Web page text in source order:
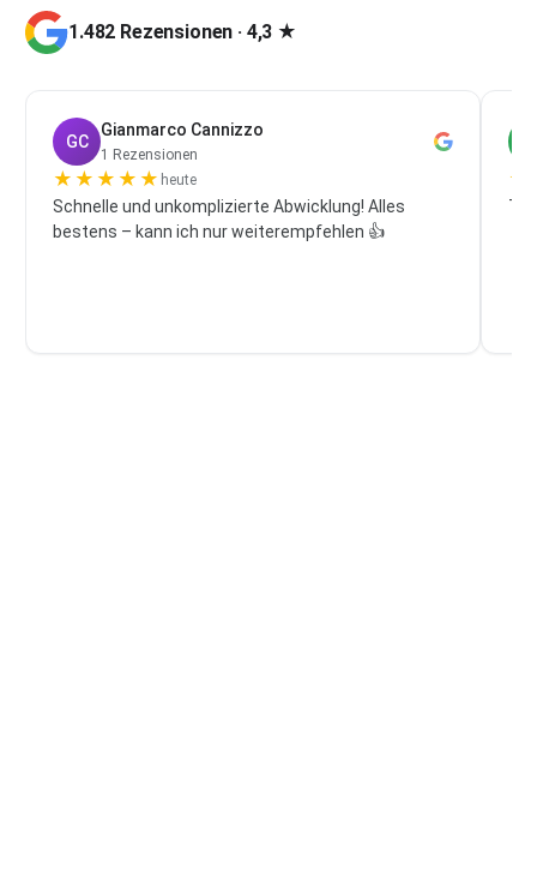
1.482 Rezensionen · 4,3 ★
GC
Gianmarco Cannizzo
1 Rezensionen
★ ★ ★ ★ ★ heute
Schnelle und unkomplizierte Abwicklung! Alles
bestens – kann ich nur weiterempfehlen 👍
★